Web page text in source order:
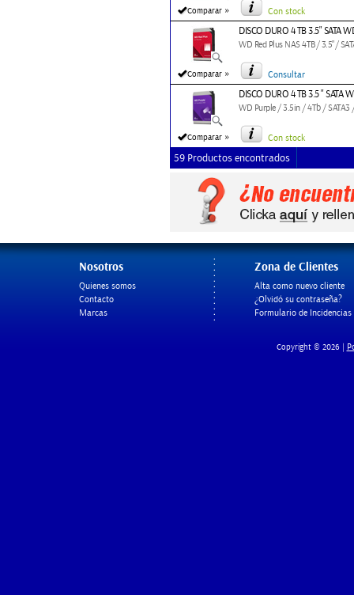
Comparar » Con stock
Comparar »
DISCO DURO 4 TB 3.5" SATA
WD Red Plus NAS 4TB/ 3.5"/
Consultar
Comparar »
DISCO DURO 4 TB 3.5 " SATA
WD Purple / 3.5in / 4Tb /
Con stock
59 Productos encontrados
Nosotros
Quienes somos
Contacto
Marcas
Zona de Clientes
Alta como nuevo cliente
¿Olvidó su contraseña?
Formulario de Incidencias
Copyright © 2026 |